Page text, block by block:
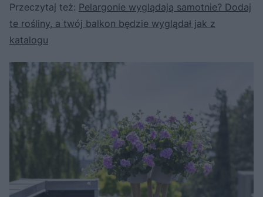
Przeczytaj też: Pelargonie wyglądają samotnie? Dodaj
te rośliny, a twój balkon będzie wyglądał jak z
katalogu